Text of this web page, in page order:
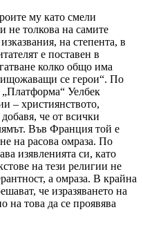
му като смели
не толкова на самите
на степента, в
е поставен в
колко общо има
се герои“. По
Уелбек
– християнството,
че от всички
Във Франция той е
на расова омраза. По
изявленията си, като
на тези религии не
а омраза. В крайна
че изразяването на
на това да се проявява